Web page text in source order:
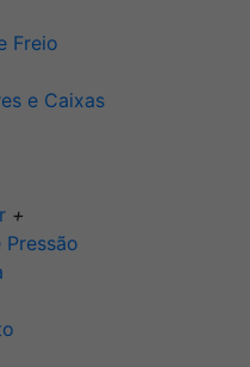
Freio
e Caixas
+